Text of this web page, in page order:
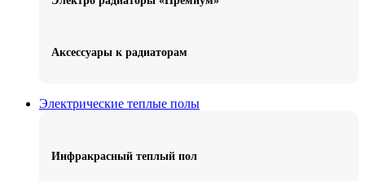
Аксессуары к радиаторам
Электрические теплые полы
Инфракрасный теплый пол